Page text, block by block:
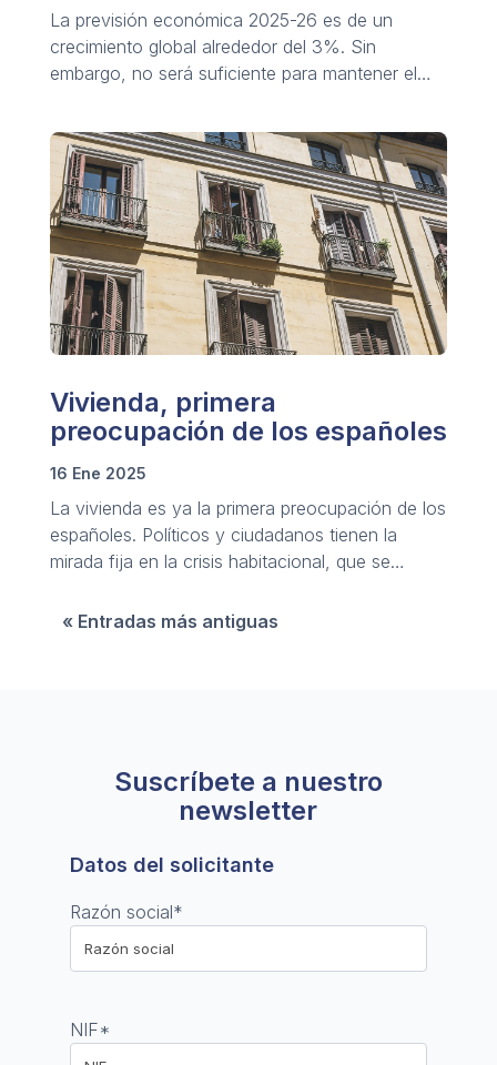
La previsión económica 2025-26 es de un
crecimiento global alrededor del 3%. Sin
embargo, no será suficiente para mantener el
Vivienda, primera
preocupación de los españoles
16 Ene 2025
La vivienda es ya la primera preocupación de los
españoles. Políticos y ciudadanos tienen la
mirada fija en la crisis habitacional, que se
« Entradas más antiguas
Suscríbete a nuestro
newsletter
Datos del solicitante
Razón social*
NIF*